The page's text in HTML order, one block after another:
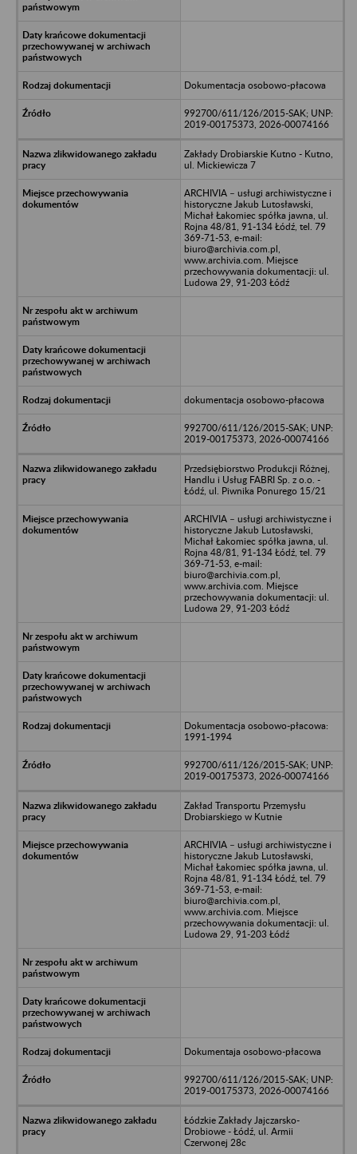
Dokumentacja osobowo-płacowa
992700/611/126/2015-SAK; UNP:
2019-00175373, 2026-00074166
Zakłady Drobiarskie Kutno - Kutno,
ul. Mickiewicza 7
ARCHIVIA – usługi archiwistyczne i
historyczne Jakub Lutosławski,
Michał Łakomiec spółka jawna, ul.
Rojna 48/81, 91-134 Łódź, tel. 79
369-71-53, e-mail:
biuro@archivia.com.pl,
www.archivia.com. Miejsce
przechowywania dokumentacji: ul.
Ludowa 29, 91-203 Łódź
dokumentacja osobowo-płacowa
992700/611/126/2015-SAK; UNP:
2019-00175373, 2026-00074166
Przedsiębiorstwo Produkcji Różnej,
Handlu i Usług FABRI Sp. z o.o. -
Łódź, ul. Piwnika Ponurego 15/21
ARCHIVIA – usługi archiwistyczne i
historyczne Jakub Lutosławski,
Michał Łakomiec spółka jawna, ul.
Rojna 48/81, 91-134 Łódź, tel. 79
369-71-53, e-mail:
biuro@archivia.com.pl,
www.archivia.com. Miejsce
przechowywania dokumentacji: ul.
Ludowa 29, 91-203 Łódź
Dokumentacja osobowo-płacowa:
1991-1994
992700/611/126/2015-SAK; UNP:
2019-00175373, 2026-00074166
Zakład Transportu Przemysłu
Drobiarskiego w Kutnie
ARCHIVIA – usługi archiwistyczne i
historyczne Jakub Lutosławski,
Michał Łakomiec spółka jawna, ul.
Rojna 48/81, 91-134 Łódź, tel. 79
369-71-53, e-mail:
biuro@archivia.com.pl,
www.archivia.com. Miejsce
przechowywania dokumentacji: ul.
Ludowa 29, 91-203 Łódź
Dokumentaja osobowo-płacowa
992700/611/126/2015-SAK; UNP:
2019-00175373, 2026-00074166
Łódzkie Zakłady Jajczarsko-
Drobiowe - Łódź, ul. Armii
Czerwonej 28c